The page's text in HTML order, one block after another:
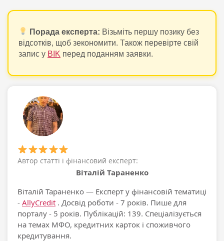
Порада експерта: Візьміть першу позику без
відсотків, щоб зекономити. Також перевірте свій
запис у BIK перед поданням заявки.
Автор статті і фінансовий експерт:
Віталій Тараненко
Віталій Тараненко — Експерт у фінансовій тематиці
- AllyCredit . Досвід роботи - 7 років. Пише для
порталу - 5 років. Публікацій: 139. Спеціалізується
на темах МФО, кредитних карток і споживчого
кредитування.